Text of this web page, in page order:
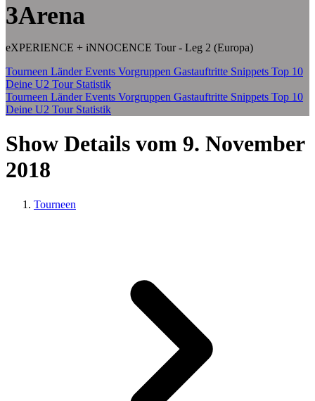
3Arena
eXPERIENCE + iNNOCENCE Tour - Leg 2 (Europa)
Tourneen LänderEvents Vorgruppen Gastauftritte Snippets Top 10
Deine U2 Tour Statistik
Tourneen LänderEvents Vorgruppen Gastauftritte Snippets Top 10
Deine U2 Tour Statistik
Show Details vom 9. November
2018
Tourneen